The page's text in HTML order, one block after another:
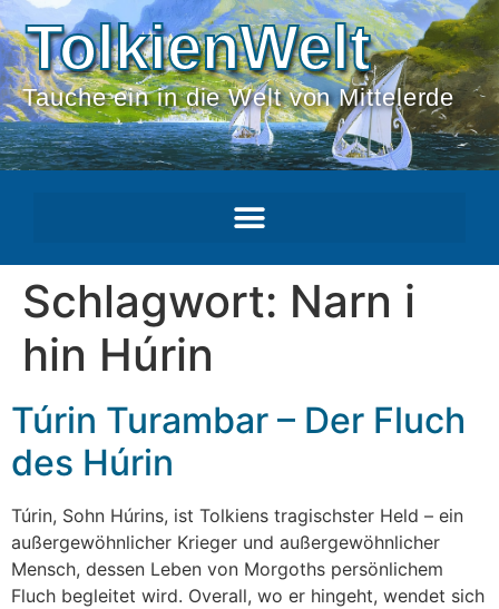
TolkienWelt
Tauche ein in die Welt von Mittelerde
Schlagwort: Narn i
hin Húrin
Túrin Turambar – Der Fluch
des Húrin
Túrin, Sohn Húrins, ist Tolkiens tragischster Held – ein
außergewöhnlicher Krieger und außergewöhnlicher
Mensch, dessen Leben von Morgoths persönlichem
Fluch begleitet wird. Overall, wo er hingeht, wendet sich